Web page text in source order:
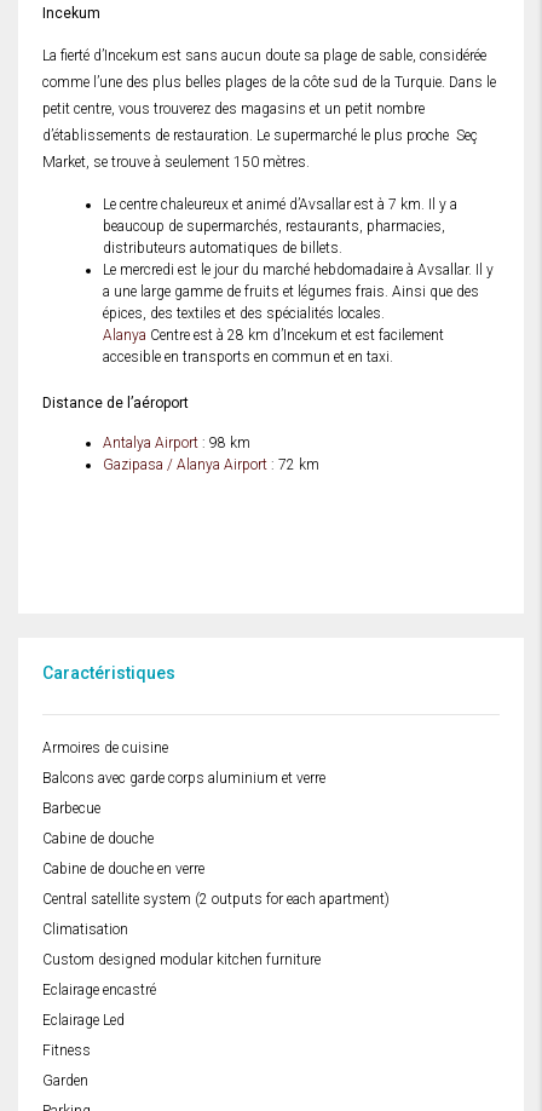
Incekum
La fierté d’Incekum est sans aucun doute sa plage de sable, considérée
comme l’une des plus belles plages de la côte sud de la Turquie. Dans le
petit centre, vous trouverez des magasins et un petit nombre
d’établissements de restauration. Le supermarché le plus proche Seç
Market, se trouve à seulement 150 mètres.
Le centre chaleureux et animé d’Avsallar est à 7 km. Il y a
beaucoup de supermarchés, restaurants, pharmacies,
distributeurs automatiques de billets.
Le mercredi est le jour du marché hebdomadaire à Avsallar. Il y
a une large gamme de fruits et légumes frais. Ainsi que des
épices, des textiles et des spécialités locales.
Alanya Centre est à 28 km d’Incekum et est facilement
accesible en transports en commun et en taxi.
Distance de l’aéroport
Antalya Airport : 98 km
Gazipasa / Alanya Airport : 72 km
Caractéristiques
Armoires de cuisine
Balcons avec garde corps aluminium et verre
Barbecue
Cabine de douche
Cabine de douche en verre
Central satellite system (2 outputs for each apartment)
Climatisation
Custom designed modular kitchen furniture
Eclairage encastré
Eclairage Led
Fitness
Garden